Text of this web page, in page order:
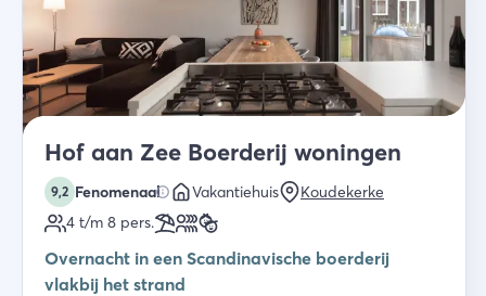
Hof aan Zee Boerderij woningen
9,2 Fenomenaal Vakantiehuis
Koudekerke
4 t/m 8 pers.
Overnacht in een Scandinavische boerderij
vlakbij het strand